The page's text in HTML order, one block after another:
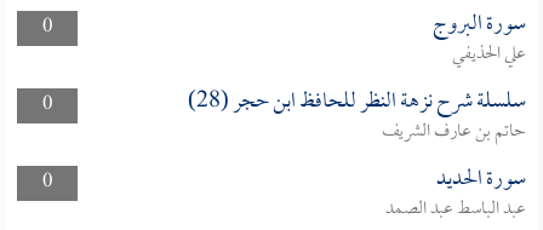
0
سورة البروج
علي الحذيفي
0
سلسلة شرح نزهة النظر للحافظ ابن حجر (28)
حاتم بن عارف الشريف
0
سورة الحديد
عبد الباسط عبد الصمد